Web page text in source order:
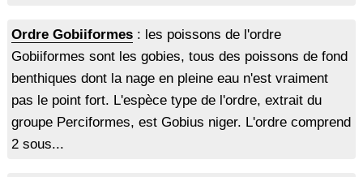
Ordre Gobiiformes: les poissons de l'ordre
Gobiiformes sont les gobies, tous des poissons de fond
benthiques dont la nage en pleine eau n'est vraiment
pas le point fort. L'espèce type de l'ordre, extrait du
groupe Perciformes, est Gobius niger. L'ordre comprend
2 sous...